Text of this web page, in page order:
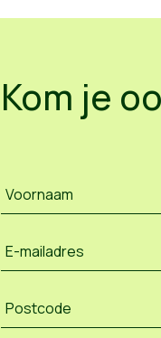
Kom je
Voornaam
E-mailadres
Postcode